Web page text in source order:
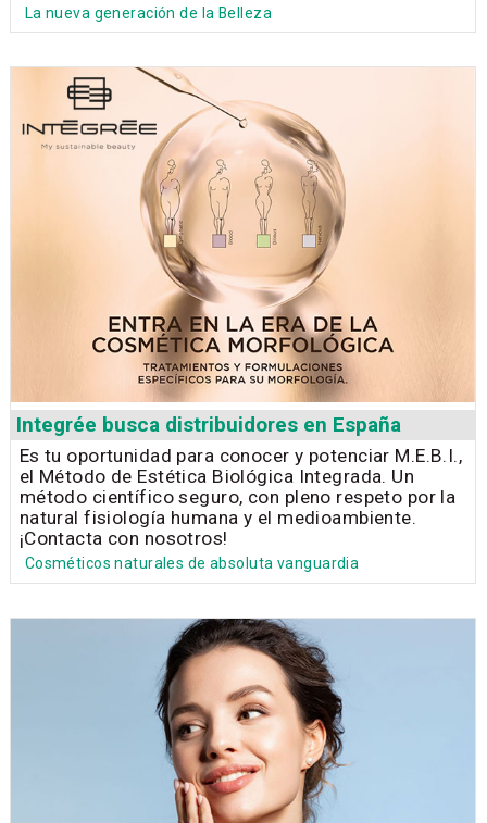
La nueva generación de la Belleza
Integrée busca distribuidores en España
Es tu oportunidad para conocer y potenciar M.E.B.I.,
el Método de Estética Biológica Integrada. Un
método científico seguro, con pleno respeto por la
natural fisiología humana y el medioambiente.
¡Contacta con nosotros!
Cosméticos naturales de absoluta vanguardia